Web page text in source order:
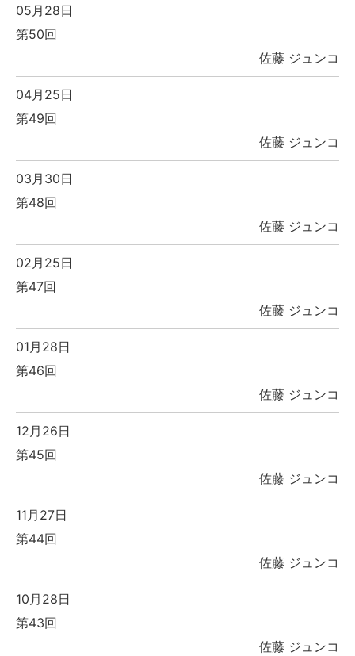
05月28日
第50回
佐藤 ジュンコ
04月25日
第49回
佐藤 ジュンコ
03月30日
第48回
佐藤 ジュンコ
02月25日
第47回
佐藤 ジュンコ
01月28日
第46回
佐藤 ジュンコ
12月26日
第45回
佐藤 ジュンコ
11月27日
第44回
佐藤 ジュンコ
10月28日
第43回
佐藤 ジュンコ